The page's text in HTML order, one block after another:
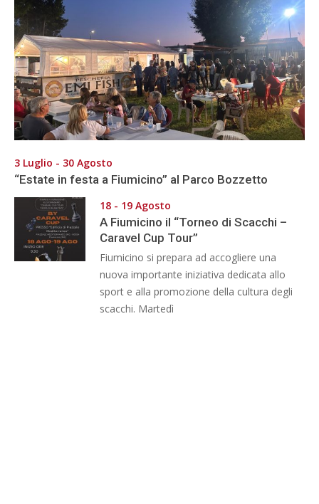
3 Luglio - 30 Agosto
“Estate in festa a Fiumicino” al Parco Bozzetto
18 - 19 Agosto
A Fiumicino il “Torneo di Scacchi –
Caravel Cup Tour”
Fiumicino si prepara ad accogliere una
nuova importante iniziativa dedicata allo
sport e alla promozione della cultura degli
scacchi. Martedì